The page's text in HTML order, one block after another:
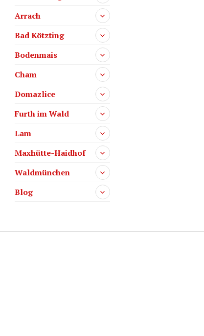
Arrach
Bad Kötzting
Bodenmais
Cham
Domazlice
Furth im Wald
Lam
Maxhütte-Haidhof
Waldmünchen
Blog